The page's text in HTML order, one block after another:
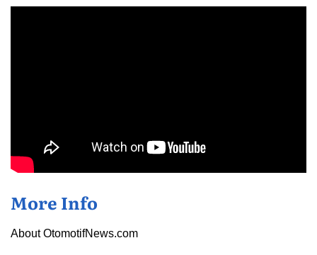
More Info
About OtomotifNews.com